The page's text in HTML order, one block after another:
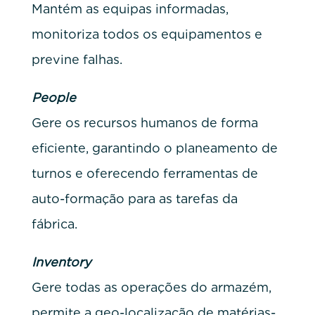
Mantém as equipas informadas,
monitoriza todos os equipamentos e
previne falhas.
People
Gere os recursos humanos de forma
eficiente, garantindo o planeamento de
turnos e oferecendo ferramentas de
auto-formação para as tarefas da
fábrica.
Inventory
Gere todas as operações do armazém,